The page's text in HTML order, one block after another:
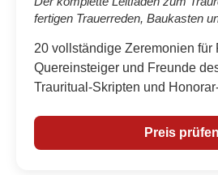
fertigen Trauerreden, Baukasten
20 vollständige Zeremonien für
Quereinsteiger und Freunde
Trauritual-Skripten und
Preis prüfen